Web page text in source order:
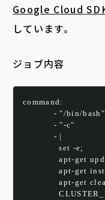
Google Cloud
しています。
ジョブ内容
command:
- "/bin/bash"
- "-c"
- |
set -e;
apt-get
apt-get
apt-get